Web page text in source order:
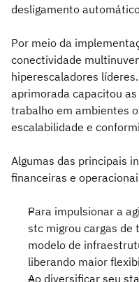
desligamento
Por meio da
conectividade
hiperescaladores
aprimorada capacitou
trabalho em ambientes
escalabilidade e
Algumas das principais
financeiras e
Para impulsionar a
stc migrou cargas de
modelo de
liberando maior
Ao diversificar seu